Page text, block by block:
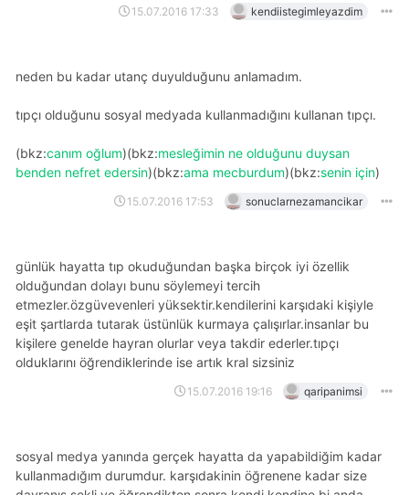
15.07.2016 17:33 kendiistegimleyazdim
neden bu kadar utanç duyulduğunu anlamadım.
tıpçı olduğunu sosyal medyada kullanmadığını kullanan tıpçı.
(bkz:canım oğlum)(bkz:mesleğimin ne olduğunu duysan
benden nefret edersin)(bkz:ama mecburdum)(bkz:senin için)
15.07.2016 17:53 sonuclarnezamancikar
günlük hayatta tıp okuduğundan başka birçok iyi özellik
olduğundan dolayı bunu söylemeyi tercih
etmezler.özgüvevenleri yüksektir.kendilerini karşıdaki kişiyle
eşit şartlarda tutarak üstünlük kurmaya çalışırlar.insanlar bu
kişilere genelde hayran olurlar veya takdir ederler.tıpçı
olduklarını öğrendiklerinde ise artık kral sizsiniz
15.07.2016 19:16 qaripanimsi
sosyal medya yanında gerçek hayatta da yapabildiğim kadar
kullanmadığım durumdur. karşıdakinin öğrenene kadar size